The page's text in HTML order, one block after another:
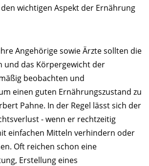
wichtigen Aspekt der Ernährung
Angehörige sowie Ärzte sollten die
und das Körpergewicht der
beobachten und
einen guten Ernährungszustand zu
Pahne. In der Regel lässt sich der
- wenn er rechtzeitig
einfachen Mitteln verhindern oder
Oft reichen schon eine
Erstellung eines